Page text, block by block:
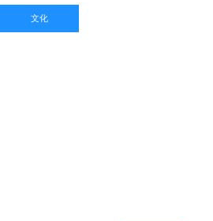
文化